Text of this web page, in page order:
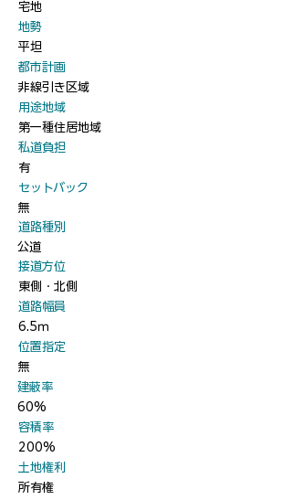
宅地
​地勢
平坦
​都市計画
非線引き区域
​用途地域
第一種住居地域
​私道負担
有
​セットバック
無
​道路種別
公道
​接道方位
東側・北側
​道路幅員
6.5ｍ
​位置指定
無
​建蔽率
60%
​容積率
200%
​土地権利
所有権